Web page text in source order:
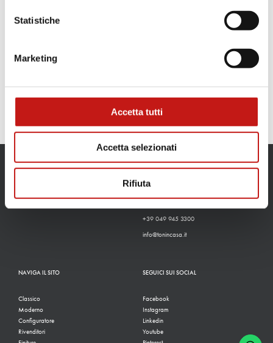
Statistiche
Marketing
Accetta tutti
Accetta selezionati
Rifiuta
CONTATTI
+39 049 945 3300
info@tonincasa.it
NAVIGA IL SITO
Classico
Moderno
Configuratore
Rivenditori
SEGUICI SUI SOCIAL
Facebook
Instagram
Linkedin
Youtube